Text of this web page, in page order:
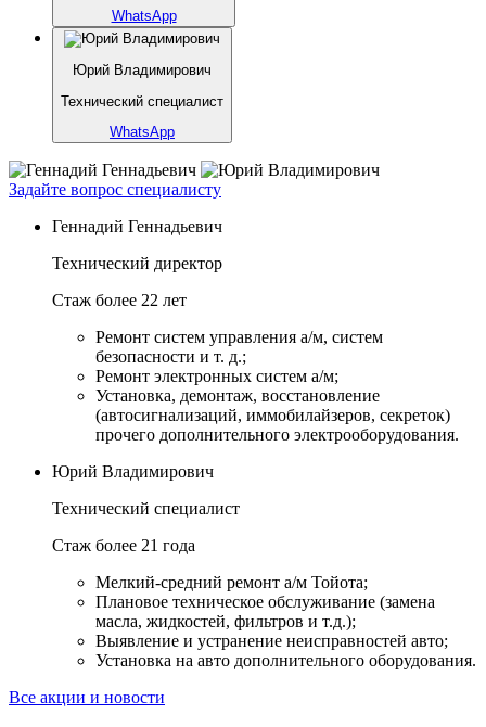
WhatsApp
Юрий Владимирович
Технический специалист
WhatsApp
Задайте вопрос специалисту
Геннадий Геннадьевич
Технический директор
Стаж более 22 лет
Ремонт систем управления а/м, систем
безопасности и т. д.;
Ремонт электронных систем а/м;
Установка, демонтаж, восстановление
(автосигнализаций, иммобилайзеров, секреток)
прочего дополнительного электрооборудования.
Юрий Владимирович
Технический специалист
Стаж более 21 года
Мелкий-средний ремонт а/м Тойота;
Плановое техническое обслуживание (замена
масла, жидкостей, фильтров и т.д.);
Выявление и устранение неисправностей авто;
Установка на авто дополнительного оборудования.
Все акции и новости